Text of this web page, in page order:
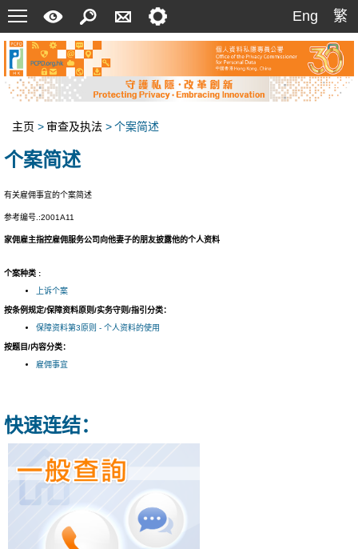
菜
单
速
指
南
索
络
我
定
Eng
繁
繁
主页 > 审查及执法 >个案简述
个案简述
有关雇佣事宜的个案简述
参考编号.:2001A11
家佣雇主指控雇佣服务公司向他妻子的朋友披露他的个人资料
个案种类 :
上诉个案
按条例规定/保障资料原则/实务守则/指引分类：
保障资料第3原则 - 个人资料的使用
按题目/内容分类：
雇佣事宜
快速连结：